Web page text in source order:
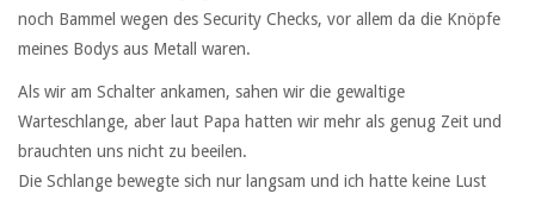
noch Bammel wegen des Security Checks, vor allem da die Knöpfe
meines Bodys aus Metall waren.
Als wir am Schalter ankamen, sahen wir die gewaltige
Warteschlange, aber laut Papa hatten wir mehr als genug Zeit und
brauchten uns nicht zu beeilen.
Die Schlange bewegte sich nur langsam und ich hatte keine Lust